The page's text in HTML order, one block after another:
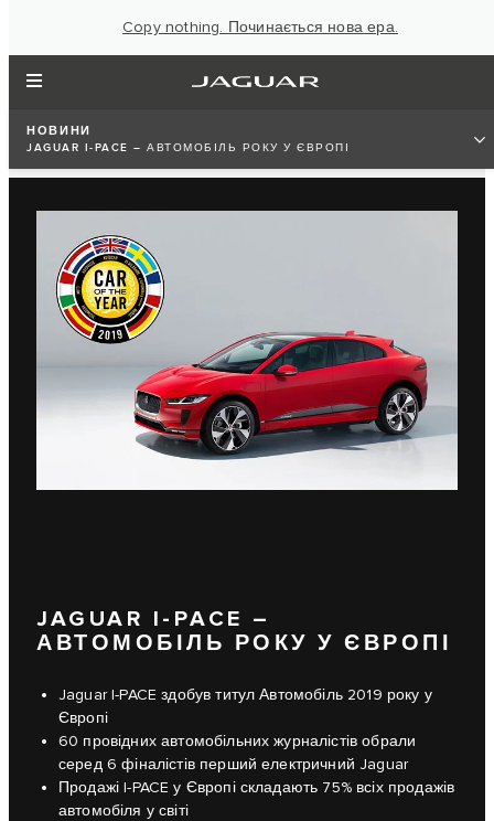
Copy nothing. Починається нова ера.
НОВИНИ
JAGUAR I-PACE – АВТОМОБІЛЬ РОКУ У ЄВРОПІ
JAGUAR I-PACE –
АВТОМОБІЛЬ РОКУ У ЄВРОПІ
Jaguar I-PACE здобув титул Автомобіль 2019 року у
Європі
60 провідних автомобільних журналістів обрали
серед 6 фіналістів перший електричний Jaguar
Продажі I-PACE у Європі складають 75% всіх продажів
автомобіля у світі